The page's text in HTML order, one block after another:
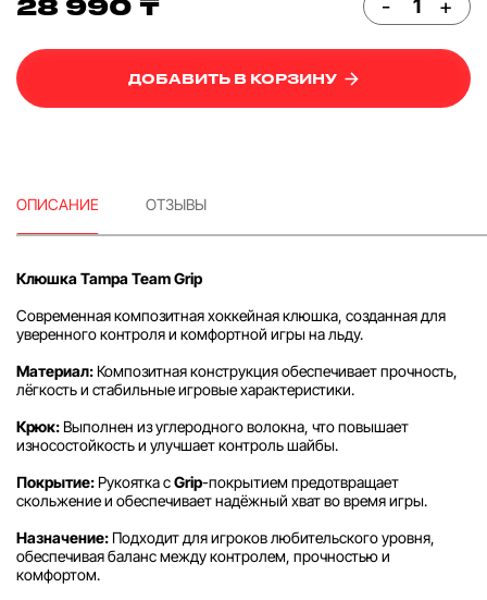
28 990 ₸ - +
ДОБАВИТЬ В КОРЗИНУ
ОПИСАНИЕ ОТЗЫВЫ
Клюшка Tampa Team Grip
Современная композитная хоккейная клюшка, созданная для
уверенного контроля и комфортной игры на льду.
Материал:Композитная конструкция обеспечивает прочность,
лёгкость и стабильные игровые характеристики.
Крюк:Выполнен из углеродного волокна, что повышает
износостойкость и улучшает контроль шайбы.
Покрытие:Рукоятка сGrip-покрытием предотвращает
скольжение и обеспечивает надёжный хват во время игры.
Назначение: Подходит для игроков любительского уровня,
обеспечивая баланс между контролем, прочностью и
комфортом.